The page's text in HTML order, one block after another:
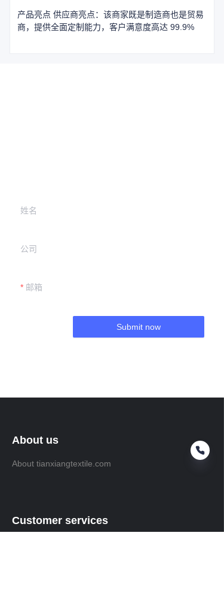
产品亮点 供应商亮点：该商家既是制造商也是贸易
商，提供全面定制能力，客户满意度高达 99.9%
姓名
公司
邮箱
Submit now
About us
About tianxiangtextile.com
Customer services